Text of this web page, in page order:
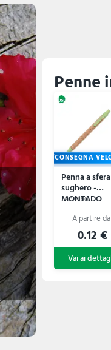
Penne
CONSEGNA
Penna a
sughero -
MONTADO
59A9480
0.12 €